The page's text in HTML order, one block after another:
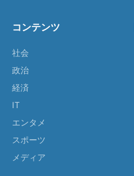
コンテンツ
社会
政治
経済
IT
エンタメ
スポーツ
メディア